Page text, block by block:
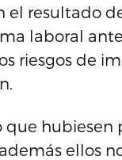
el resultado
laboral
riesgos de
que
ellos